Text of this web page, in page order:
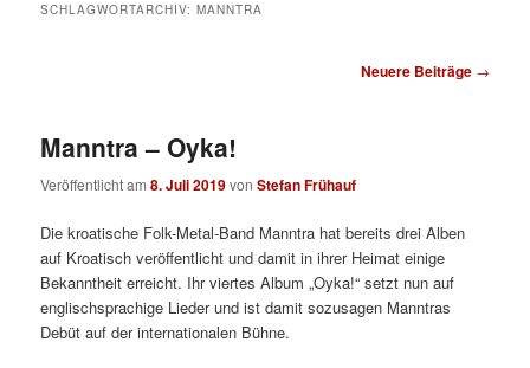
SCHLAGWORTARCHIV:MANNTRA
Neuere Beiträge →
Manntra – Oyka!
Veröffentlicht am8. Juli 2019vonStefan Frühauf
Die kroatische Folk-Metal-Band Manntra hat bereits drei Alben
auf Kroatisch veröffentlicht und damit in ihrer Heimat einige
Bekanntheit erreicht. Ihr viertes Album „Oyka!“ setzt nun auf
englischsprachige Lieder und ist damit sozusagen Manntras
Debüt auf der internationalen Bühne.